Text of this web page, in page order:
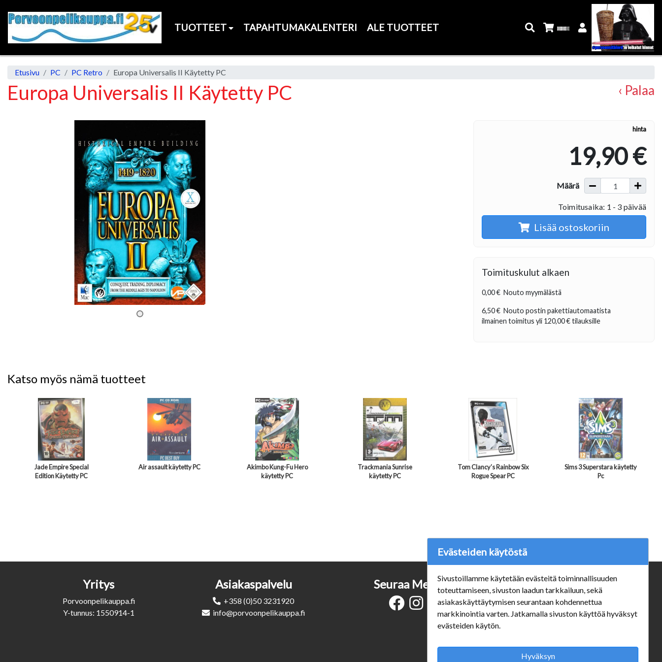
TUOTTEET TAPAHTUMAKALENTERI ALE TUOTTEET
Etusivu PC PC Retro Europa Universalis II Käytetty PC
Europa Universalis II Käytetty PC ‹ Palaa
hinta
19,90 €
Määrä
Toimitusaika: 1 - 3 päivää
Lisää ostoskoriin
Toimituskulut alkaen
0,00 € Nouto myymälästä
6,50 € Nouto postin pakettiautomaatista
ilmainen toimitus yli 120,00 €tilauksille
Katso myös nämä tuotteet
Jade Empire Special
Edition Käytetty PC
Air assault käytetty PC
Akimbo Kung-Fu Hero
käytetty PC
Trackmania Sunrise
käytetty PC
Tom Clancy’s Rainbow Six
Rogue Spear PC
Sims 3 Superstara käytetty
Pc
Yritys
Porvoonpelikauppa.fi
Y-tunnus: 1550914-1
Asiakaspalvelu
+358 (0)50 3231920
info@porvoonpelikauppa.fi
Verkkokauppa
#Yhteiskuntavastuu
#porvoonsithlord
Mannerheiminkatu 10 Aukioloajat:
Seuraa Meitä
Evästeiden käytöstä
Sivustoillamme käytetään evästeitä toiminnallisuuden
toteuttamiseen, sivuston laadun tarkkailuun, sekä
asiakaskäyttäytymisen seurantaan kohdennettua
markkinointia varten. Jatkamalla sivuston käyttöä hyväksyt
evästeiden käytön.
Hyväksyn